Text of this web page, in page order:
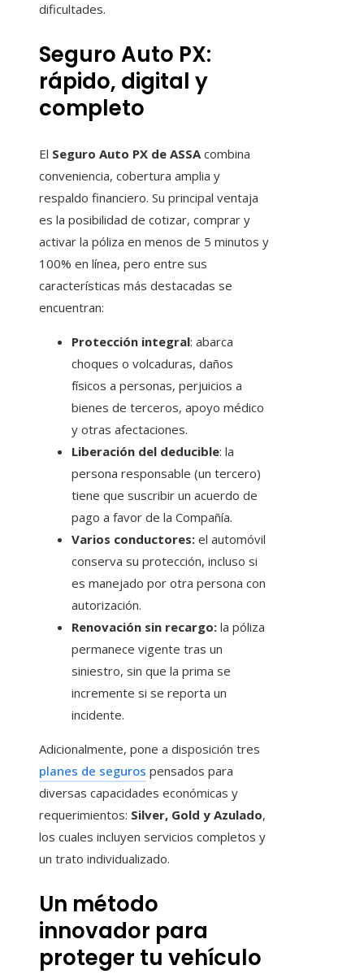
dificultades.
Seguro Auto PX:
rápido, digital y
completo
El Seguro Auto PX de ASSAcombina
conveniencia, cobertura amplia y
respaldo financiero. Su principal ventaja
es la posibilidad de cotizar, comprar y
activar la póliza en menos de 5 minutos y
100% en línea, pero entre sus
características más destacadas se
encuentran:
Protección integral: abarca
choques o volcaduras, daños
físicos a personas, perjuicios a
bienes de terceros, apoyo médico
y otras afectaciones.
Liberación del deducible: la
persona responsable (un tercero)
tiene que suscribir un acuerdo de
pago a favor de la Compañía.
Varios conductores: el automóvil
conserva su protección, incluso si
es manejado por otra persona con
autorización.
Renovación sin recargo: la póliza
permanece vigente tras un
siniestro, sin que la prima se
incremente si se reporta un
incidente.
Adicionalmente, pone a disposición tres
planes de seguros pensados para
diversas capacidades económicas y
requerimientos: Silver, Gold y Azulado,
los cuales incluyen servicios completos y
un trato individualizado.
Un método
innovador para
proteger tu vehículo